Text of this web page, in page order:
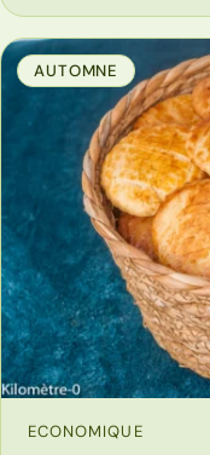
AUTOMNE
ECONOMIQUE